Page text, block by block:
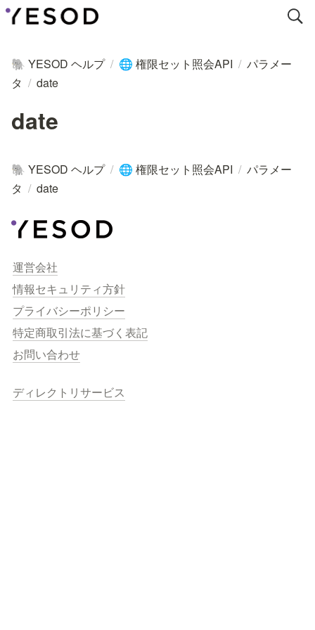
🐘 YESOD ヘルプ / 🌐 権限セット照会API / パラメー
タ / date
date
🐘 YESOD ヘルプ / 🌐 権限セット照会API / パラメー
タ / date
運営会社
情報セキュリティ方針
プライバシーポリシー
特定商取引法に基づく表記
お問い合わせ
ディレクトリサービス